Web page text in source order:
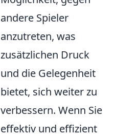
andere Spieler
anzutreten, was
zusätzlichen Druck
und die Gelegenheit
bietet, sich weiter zu
verbessern. Wenn Sie
effektiv und effizient